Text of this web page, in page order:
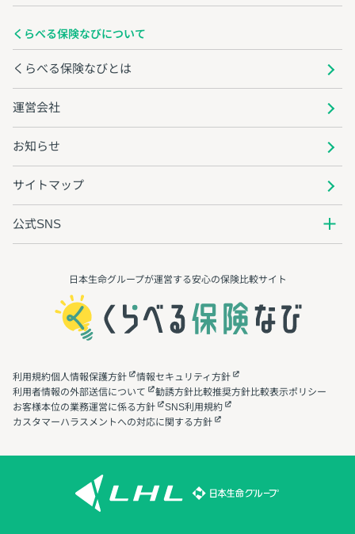
くらべる保険なびについて
くらべる保険なびとは
運営会社
お知らせ
サイトマップ
公式SNS
日本生命グループが運営する安心の保険⽐較サイト
利用規約個人情報保護方針
情報セキュリティ方針
利用者情報の外部送信について
勧誘方針 比較推奨方針 比較表示ポリシー
お客様本位の業務運営に係る方針
SNS利用規約
カスタマーハラスメントへの対応に関する方針